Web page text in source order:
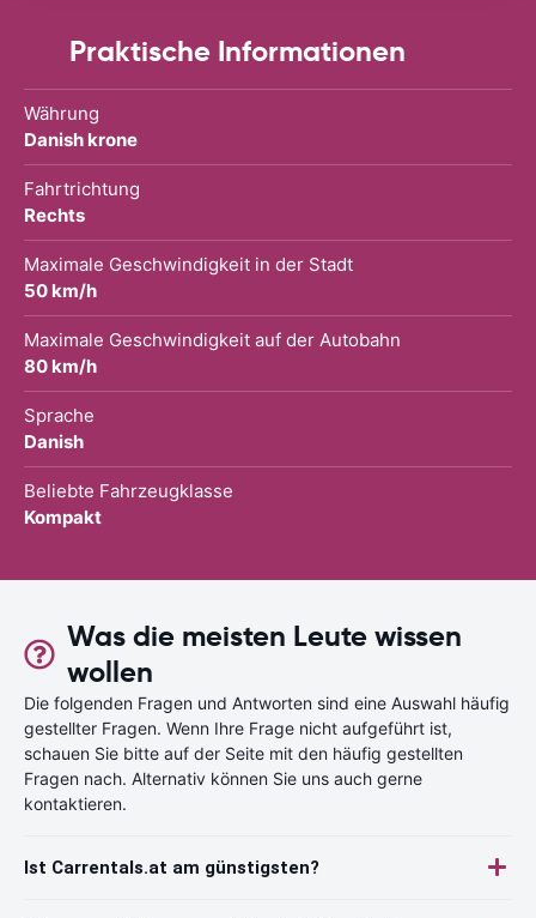
Praktische Informationen
Währung
Danish krone
Fahrtrichtung
Rechts
Maximale Geschwindigkeit in der Stadt
50 km/h
Maximale Geschwindigkeit auf der Autobahn
80 km/h
Sprache
Danish
Beliebte Fahrzeugklasse
Kompakt
Was die meisten Leute wissen
wollen
Die folgenden Fragen und Antworten sind eine Auswahl häufig
gestellter Fragen. Wenn Ihre Frage nicht aufgeführt ist,
schauen Sie bitte auf der Seite mit den häufig gestellten
Fragen nach. Alternativ können Sie uns auch gerne
kontaktieren.
Ist Carrentals.at am günstigsten?